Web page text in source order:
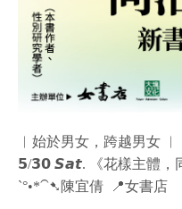
︱始於男女，跨越男女 ︱
𝟱/𝟯𝟬 𝙎𝙖𝙩. 《花樣主體，
ˋ°•*⁀➷陳宜倩 📍女書店